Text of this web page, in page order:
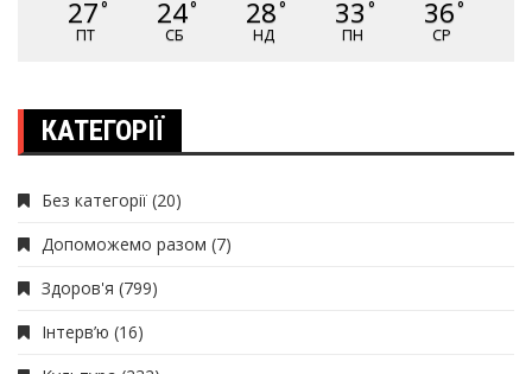
27°
ПТ
24°
СБ
28°
НД
33 °
ПН
36°
СР
КАТЕГОРІЇ
Без категорії (20)
Допоможемо разом (7)
Здоров'я (799)
Інтерв’ю (16)